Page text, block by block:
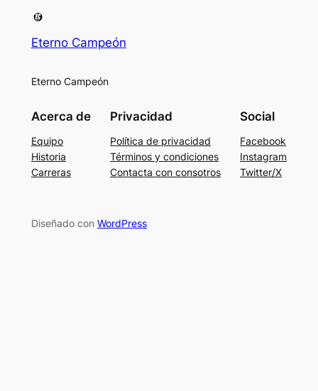
Eterno Campeón
Eterno Campeón
Acerca de
Equipo
Historia
Carreras
Privacidad
Política de privacidad
Términos y condiciones
Contacta con consotros
Social
Facebook
Instagram
Twitter/X
Diseñado con WordPress